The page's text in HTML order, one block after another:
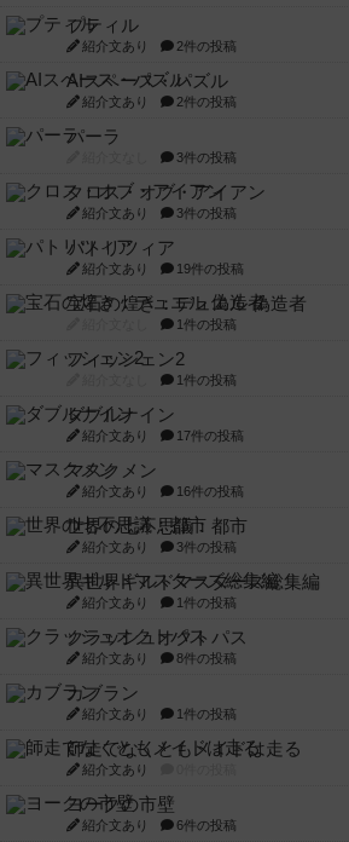
プティル
紹介文あり 2件の投稿
AIスペース・パズル
紹介文あり 2件の投稿
パーラ
3件の投稿
クロス・オブ・アイアン
紹介文あり 3件の投稿
パトリツィア
紹介文あり 19件の投稿
宝石の煌き：デュエル 偽造者
1件の投稿
フィッシェン2
1件の投稿
ダブルナイン
紹介文あり 17件の投稿
マスクメン
紹介文あり 16件の投稿
世界の七不思議：都市
紹介文あり 3件の投稿
異世界ギルドマスターズ総集編
紹介文あり 1件の投稿
クラッシュオクトパス
紹介文あり 8件の投稿
カブラン
紹介文あり 1件の投稿
師走でなくともメイドは走る
紹介文あり
ヨークの市壁
紹介文あり 6件の投稿